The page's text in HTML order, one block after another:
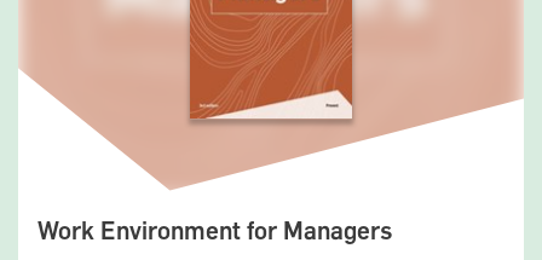
Work Environment for Managers